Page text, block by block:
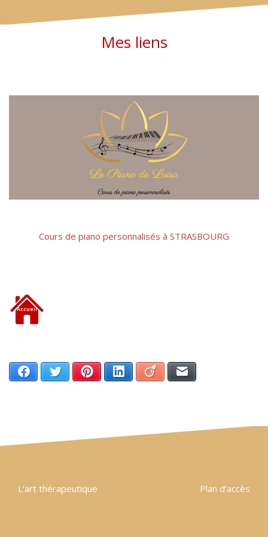
Mes liens
Cours de piano personnalisés à STRASBOURG
Accueil
Facebook Twitter Pinterest LinkedIn Viadeo
de
L’art thérapeutique Plan d’accès